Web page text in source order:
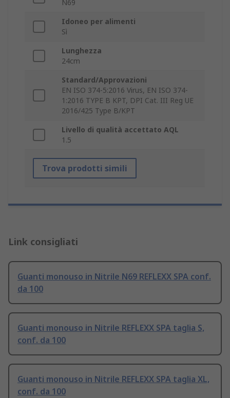
N69
Idoneo per alimenti
Sì
Lunghezza
24cm
Standard/Approvazioni
EN ISO 374-5:2016 Virus, EN ISO 374-
1:2016 TYPE B KPT, DPI Cat. III Reg UE
2016/425 Type B/KPT
Livello di qualità accettato AQL
1.5
Trova prodotti simili
Link consigliati
Guanti monouso in Nitrile N69 REFLEXX SPA conf.
da 100
Guanti monouso in Nitrile REFLEXX SPA taglia S,
conf. da 100
Guanti monouso in Nitrile REFLEXX SPA taglia XL,
conf. da 100